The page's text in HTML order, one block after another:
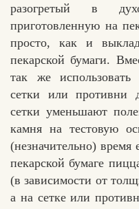
разогретый в
приготовленную на
просто, как и
пекарской бумаги.
так же использовать
сетки или
сетки уменьшают
камня на тестовую
(незначительно)
пекарской бумаге
(в зависимости от
а на сетке или